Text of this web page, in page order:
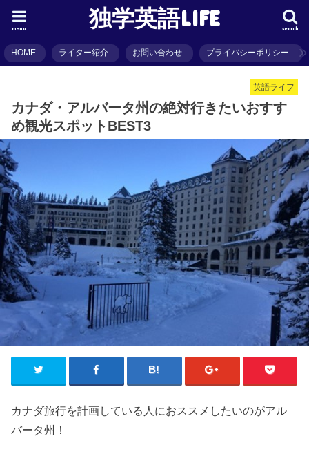
独学英語LIFE search
menu
HOME ライター紹介 お問い合わせ プライバシーポリシー
英語ライフ
カナダ・アルバータ州の絶対行きたいおすす
め観光スポットBEST3
カナダ旅行を計画している人におススメしたいのがアル
バータ州！